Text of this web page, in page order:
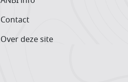
Contact
Over deze site